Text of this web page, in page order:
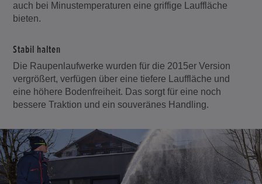
auch bei Minustemperaturen eine griffige Lauffläche
bieten.
Stabil halten
Die Raupenlaufwerke wurden für die 2015er Version
vergrößert, verfügen über eine tiefere Lauffläche und
eine höhere Bodenfreiheit. Das sorgt für eine noch
bessere Traktion und ein souveränes Handling.